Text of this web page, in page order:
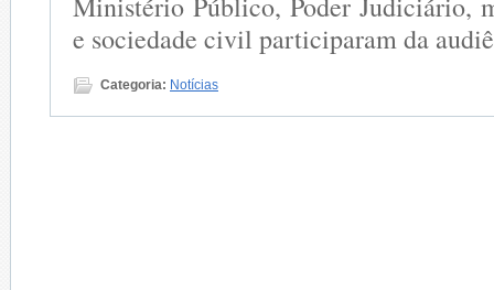
e sociedade civil participaram da
Categoria: Notícias